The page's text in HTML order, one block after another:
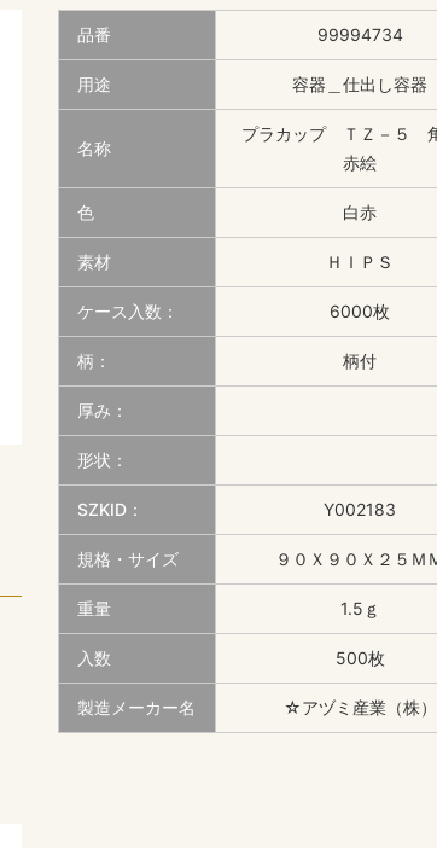
品番 99994734
用途 容器＿仕出し容器
名称
プラカップ ＴＺ－５
赤絵
色 白赤
素材 ＨＩＰＳ
ケース入数： 6000枚
柄： 柄付
厚み：
形状：
SZKID： Y002183
規格・サイズ ９０Ｘ９０Ｘ２５Ｍ
重量 1.5ｇ
入数 500枚
製造メーカー名 ☆アヅミ産業（株）